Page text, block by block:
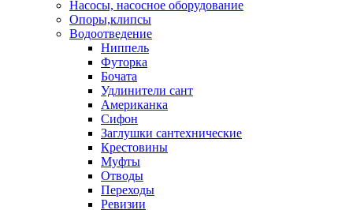
Насосы, насосное оборудование
Опоры,клипсы
Водоотведение
Ниппель
Футорка
Бочата
Удлинители сант
Американка
Сифон
Заглушки сантехнические
Крестовины
Муфты
Отводы
Переходы
Ревизии